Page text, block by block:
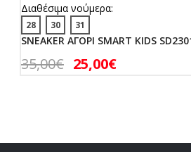
Διαθέσιμα νούμερα:
28 30 31
SNEAKER ΑΓΟΡΙ SMART KIDS
35,00€ 25,00€